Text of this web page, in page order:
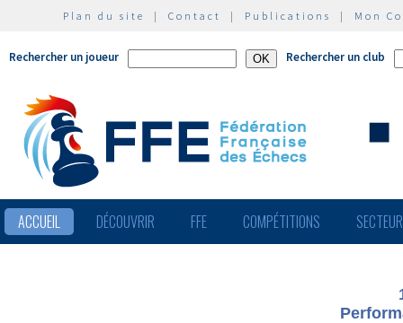
Plan du site | Contact | Publications | Mon
Rechercher un joueur Rechercher un club
ACCUEIL DÉCOUVRIR FFE COMPÉTITIONS